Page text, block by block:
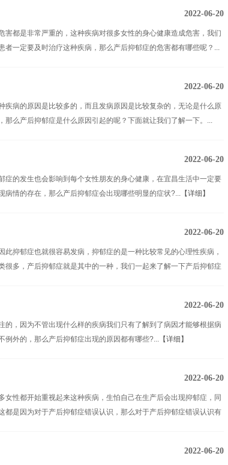
2022-06-20
害都是非常严重的，这种疾病对很多女性的身心健康造成危害，我们
一定要及时治疗这种疾病，那么产后抑郁症的危害都有哪些呢？...
2022-06-20
疾病的原因是比较多的，而且发病原因是比较复杂的，无论是什么原
那么产后抑郁症是什么原因引起的呢？下面就让我们了解一下。...
2022-06-20
症的发生也会影响到每个女性朋友的身心健康，在宜昌生活中一定要
情的存在，那么产后抑郁症会出现哪些明显的症状?... 【详细】
2022-06-20
抑郁症也就很容易发病，抑郁症的是一种比较常见的心理性疾病，
多，产后抑郁症就是其中的一种，我们一起来了解一下产后抑郁症
2022-06-20
的，因为不管出现什么样的疾病我们只有了解到了病因才能够根据病
例外的，那么产后抑郁症出现的原因都有哪些?... 【详细】
2022-06-20
性都开始重视起来这种疾病，生怕自己在生产后会出现抑郁症，同
是因为对于产后抑郁症错误认识，那么对于产后抑郁症错误认识有
2022-06-20